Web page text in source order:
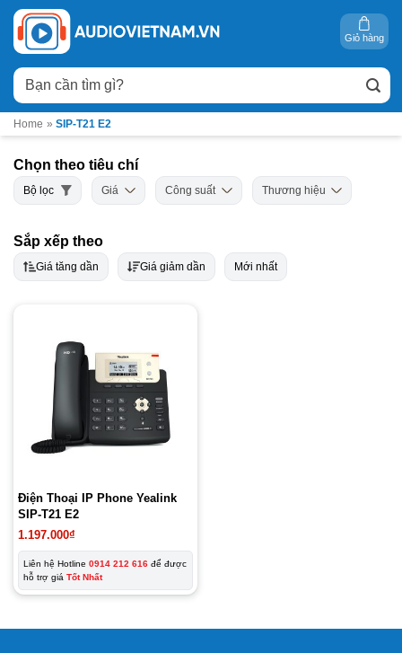
Bỏ
qua
nội
dung
Tìm
kiếm:
Giỏ hàng
Home » SIP-T21 E2
Chọn theo tiêu chí
Bộ lọc Giá Công suất Thương hiệu
Sắp xếp theo
Giá tăng dần Giá giảm dần Mới nhất
Điện Thoại IP Phone Yealink
SIP-T21 E2
1.197.000₫
Liên hệ Hotline 0914 212 616 để được
hỗ trợ giá Tốt Nhất